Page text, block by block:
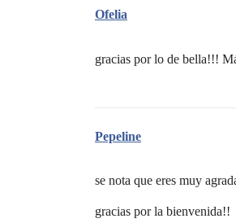
Ofelia
gracias por lo de bella!!!
Pepeline
se nota que eres muy
gracias por la bienvenida!!